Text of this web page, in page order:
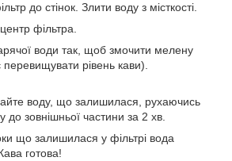
до стінок. Злити воду з місткості.
фільтра.
води так, щоб змочити мелену
рівень кави).
воду, що залишилася, рухаючись
до зовнішньої частини за 2 хв.
що залишилася у фільтрі вода
готова!